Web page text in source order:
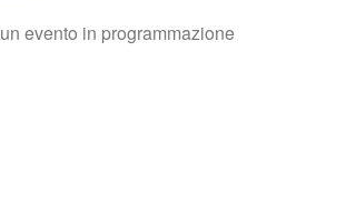
evento in programmazione